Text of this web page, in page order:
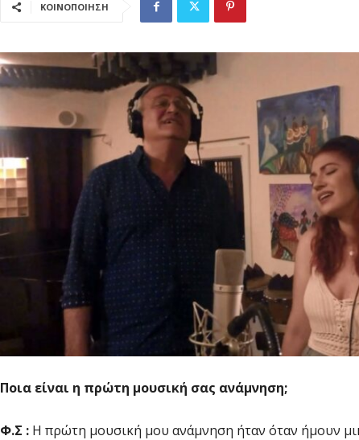
ΚΟΙΝΟΠΟΙΗΣΗ
Ποια είναι η πρώτη μουσική σας ανάμνηση;
Φ.Σ : Η πρώτη μουσική μου ανάμνηση ήταν όταν ήμουν